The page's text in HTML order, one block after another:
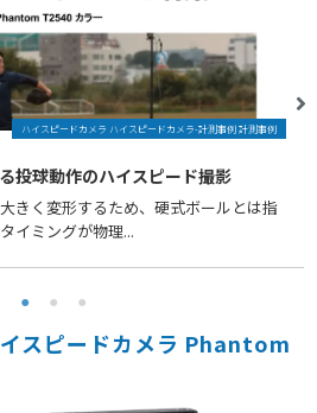
投球動作のハイスピード撮影
きく変形するため、硬式ボールとは指
イミングが物理...
ハイスピードカメラ ハイスピードカメラ-計測事例 計測事例
スピードカメラ Phantom